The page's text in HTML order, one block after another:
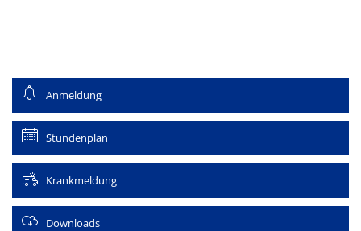
Anmeldung
Stundenplan
Krankmeldung
Downloads